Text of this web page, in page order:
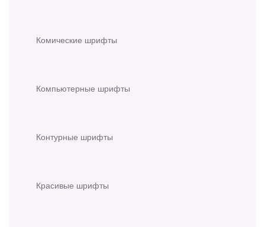
Комические шрифты
Компьютерные шрифты
Контурные шрифты
Красивые шрифты